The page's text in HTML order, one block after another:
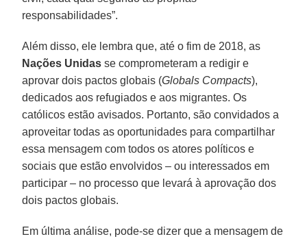
responsabilidades”.
Além disso, ele lembra que, até o fim de 2018, as
Nações Unidas se comprometeram a redigir e
aprovar dois pactos globais (Globals Compacts),
dedicados aos refugiados e aos migrantes. Os
católicos estão avisados. Portanto, são convidados a
aproveitar todas as oportunidades para compartilhar
essa mensagem com todos os atores políticos e
sociais que estão envolvidos – ou interessados em
participar – no processo que levará à aprovação dos
dois pactos globais.
Em última análise, pode-se dizer que a mensagem de